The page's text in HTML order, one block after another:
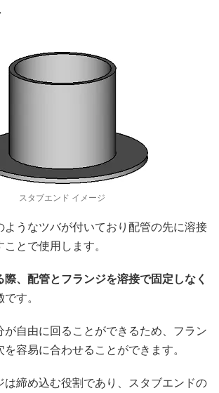
スタブエンド イメージ
ようなツバが付いており配管の先に溶接
とで使用します。
、配管とフランジを溶接で固定しなく
す。
が自由に回ることができるため、フラン
容易に合わせることができます。
は締め込む役割であり、スタブエンドの